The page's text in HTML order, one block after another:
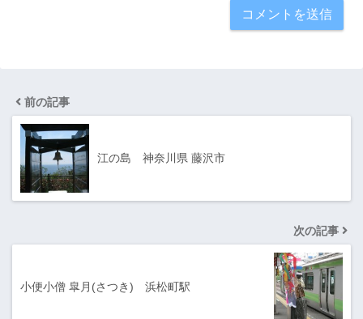
前の記事
江の島 神奈川県 藤沢市
次の記事
小便小僧 皐月(さつき) 浜松町駅